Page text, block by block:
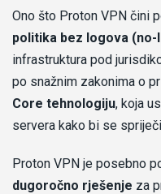
Ono što Proton VPN čini
politika bez logova
infrastruktura pod
po snažnim zakonima o
Core tehnologiju, koja
servera kako bi se
Proton VPN je posebno
dugoročno rješenje za